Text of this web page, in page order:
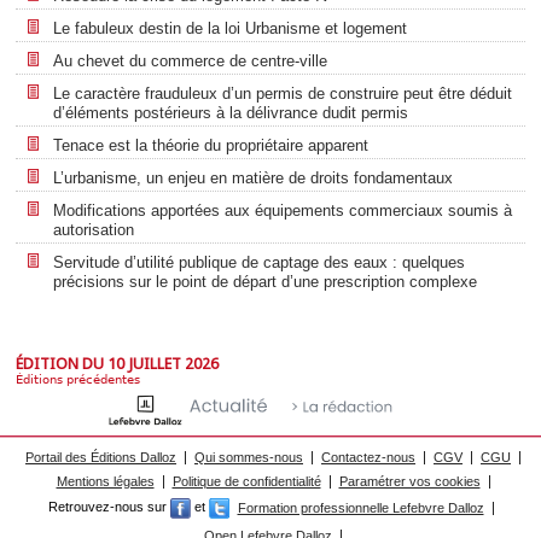
Le fabuleux destin de la loi Urbanisme et logement
Au chevet du commerce de centre-ville
Le caractère frauduleux d’un permis de construire peut être déduit
d’éléments postérieurs à la délivrance dudit permis
Tenace est la théorie du propriétaire apparent
L’urbanisme, un enjeu en matière de droits fondamentaux
Modifications apportées aux équipements commerciaux soumis à
autorisation
Servitude d’utilité publique de captage des eaux : quelques
précisions sur le point de départ d’une prescription complexe
ÉDITION DU 10 JUILLET 2026
Éditions précédentes
Portail des Éditions Dalloz Qui sommes-nous Contactez-nous CGV
CGU
Mentions légales
Politique de confidentialité
Paramétrer vos cookies
Retrouvez-nous sur
et
Formation professionnelle Lefebvre Dalloz